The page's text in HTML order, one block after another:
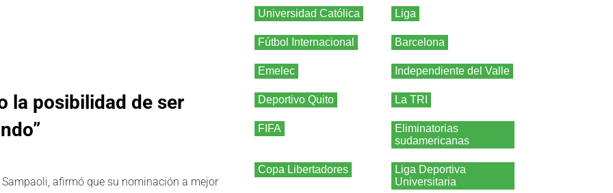
la posibilidad de ser
afirmó que su nominación a mejor
Universidad Católica Liga
Fútbol Internacional Barcelona
Emelec Independiente del Valle
Deportivo Quito La TRI
FIFA
Eliminatorias
sudamericanas
Copa Libertadores
Liga Deportiva
Universitaria